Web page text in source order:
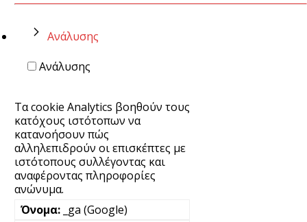
Ανάλυσης
Ανάλυσης
Τα cookie Analytics βοηθούν τους
κατόχους ιστότοπων να
κατανοήσουν πώς
αλληλεπιδρούν οι επισκέπτες με
ιστότοπους συλλέγοντας και
αναφέροντας πληροφορίες
ανώνυμα.
_ga (Google)